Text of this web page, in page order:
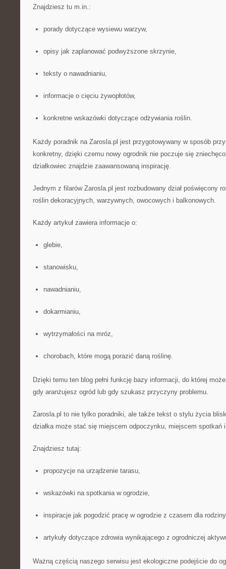
Znajdziesz tu m.in.:
porady dotyczące wysiewu warzyw,
opisy jak zaplanować podwyższone skrzynie,
teksty o nawadnianiu,
informacje o cięciu żywopłotów,
konkretne wskazówki dotyczące odżywiania roślin.
Każdy poradnik na Zarosla.pl jest przygotowywany w sposób
konkretny, dzięki czemu nowy ogrodnik nie poczuje się
działkowiec znajdzie zaawansowaną inspirację.
Jednym z filarów Zarosla.pl jest rozbudowany dział poświęcony
roślin dekoracyjnych, warzywnych, owocowych i balkonowych.
Każdy artykuł zawiera informacje o:
glebie,
stanowisku,
nawadnianiu,
dokarmianiu,
wytrzymałości na mróz,
chorobach, które mogą porazić daną roślinę.
Dzięki temu ten blog pełni funkcję bazy informacji, do której
gdy aranżujesz ogród lub gdy szukasz przyczyny problemu.
Zarosla.pl to nie tylko poradniki, ale także tekst o stylu życia
działka może stać się miejscem odpoczynku, miejscem spotkań
Znajdziesz tutaj:
propozycje na urządzenie tarasu,
wskazówki na spotkania w ogrodzie,
inspiracje jak pogodzić pracę w ogrodzie z czasem dla
artykuły dotyczące zdrowia wynikającego z ogrodniczej
Ważną częścią naszego serwisu jest ekologiczne podejście do